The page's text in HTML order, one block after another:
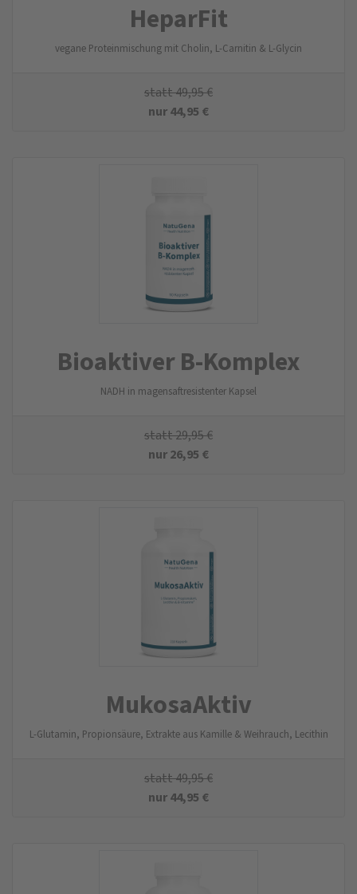
HeparFit
vegane Proteinmischung mit Cholin, L-Carnitin & L-Glycin
statt49,95€
nur44,95 €
Bioaktiver B-Komplex
NADH in magensaftresistenter Kapsel
statt29,95€
nur26,95 €
MukosaAktiv
L-Glutamin, Propionsäure, Extrakte aus Kamille & Weihrauch, Lecithin
statt49,95€
nur44,95 €